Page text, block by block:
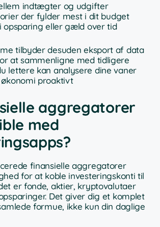
indtægter og udgifter
der fylder mest i dit budget
opsparing eller gæld over tid
tilbyder desuden eksport af data
at sammenligne med tidligere
lettere kan analysere dine vaner
proaktivt
aggregatorer
med
finansielle aggregatorer
for at koble investeringskonti til
er fonde, aktier, kryptovalutaer
Det giver dig et komplet
formue, ikke kun din daglige